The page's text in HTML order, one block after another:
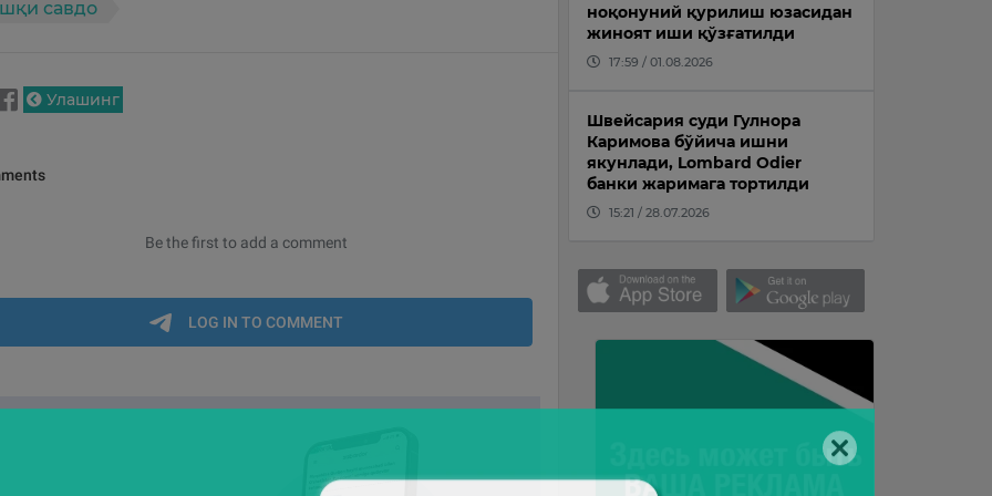
савдо
Улашинг
ноқонуний қурилиш юзасидан
жиноят иши қўзғатилди
17:59 / 01.08.2026
Швейсария суди Гулнора
Каримова бўйича ишни
якунлади, Lombard Odier
банки жаримага тортилди
15:21 / 28.07.2026